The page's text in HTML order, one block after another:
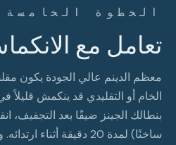
الخطوة الخامسة · 3
تعامل مع
معظم الدينم عالي الجودة يكون
الخام أو التقليدي قد ينكمش قليلاً
بنطالك الجينز ضيقًا بعد التجفيف،
ساخنًا) لمدة 20 دقيقة